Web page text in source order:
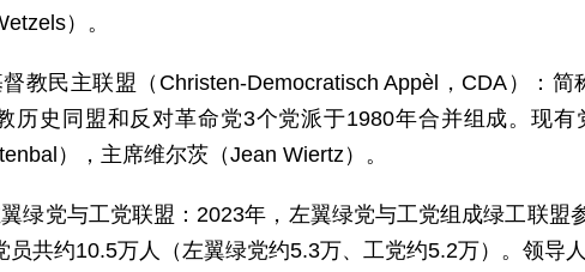
）。
督教民主联盟（Christen-Democratisch Appèl，CDA）：简
历史同盟和反对革命党3个党派于1980年合并组成。现
），主席维尔茨（Jean Wiertz）。
翼绿党与工党联盟：2023年，左翼绿党与工党组成绿工联
员共约10.5万人（左翼绿党约5.3万、工党约5.2万）。领导